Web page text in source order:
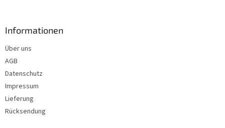
Informationen
Über uns
AGB
Datenschutz
Impressum
Lieferung
Rücksendung